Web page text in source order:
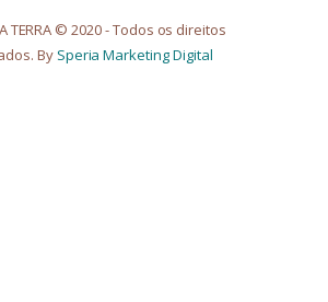
TERRA © 2020 - Todos os direitos
By Speria Marketing Digital